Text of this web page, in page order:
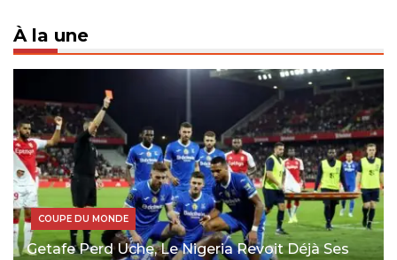
À la une
COUPE DU MONDE
Getafe Perd Uche, Le Nigeria Revoit Déjà Ses